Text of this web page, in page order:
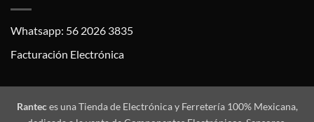
Whatsapp: 56 2026 3835
Facturación Electrónica
Ranteces una Tienda de Electrónica y Ferretería 100% Mexicana,